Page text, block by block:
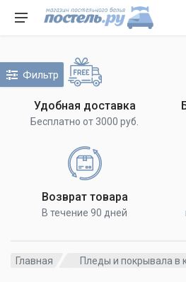
Удобная доставка
Бесплатно от 3000 руб.
Возврат товара
В течение 90 дней
Главная Пледы и покрывала в
Фильтр